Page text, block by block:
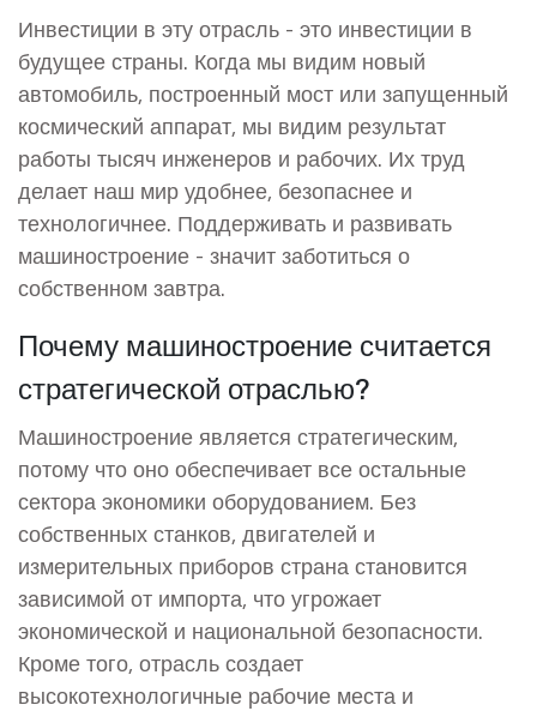
Инвестиции в эту отрасль - это инвестиции в
будущее страны. Когда мы видим новый
автомобиль, построенный мост или запущенный
космический аппарат, мы видим результат
работы тысяч инженеров и рабочих. Их труд
делает наш мир удобнее, безопаснее и
технологичнее. Поддерживать и развивать
машиностроение - значит заботиться о
собственном завтра.
Почему машиностроение считается
стратегической отраслью?
Машиностроение является стратегическим,
потому что оно обеспечивает все остальные
сектора экономики оборудованием. Без
собственных станков, двигателей и
измерительных приборов страна становится
зависимой от импорта, что угрожает
экономической и национальной безопасности.
Кроме того, отрасль создает
высокотехнологичные рабочие места и